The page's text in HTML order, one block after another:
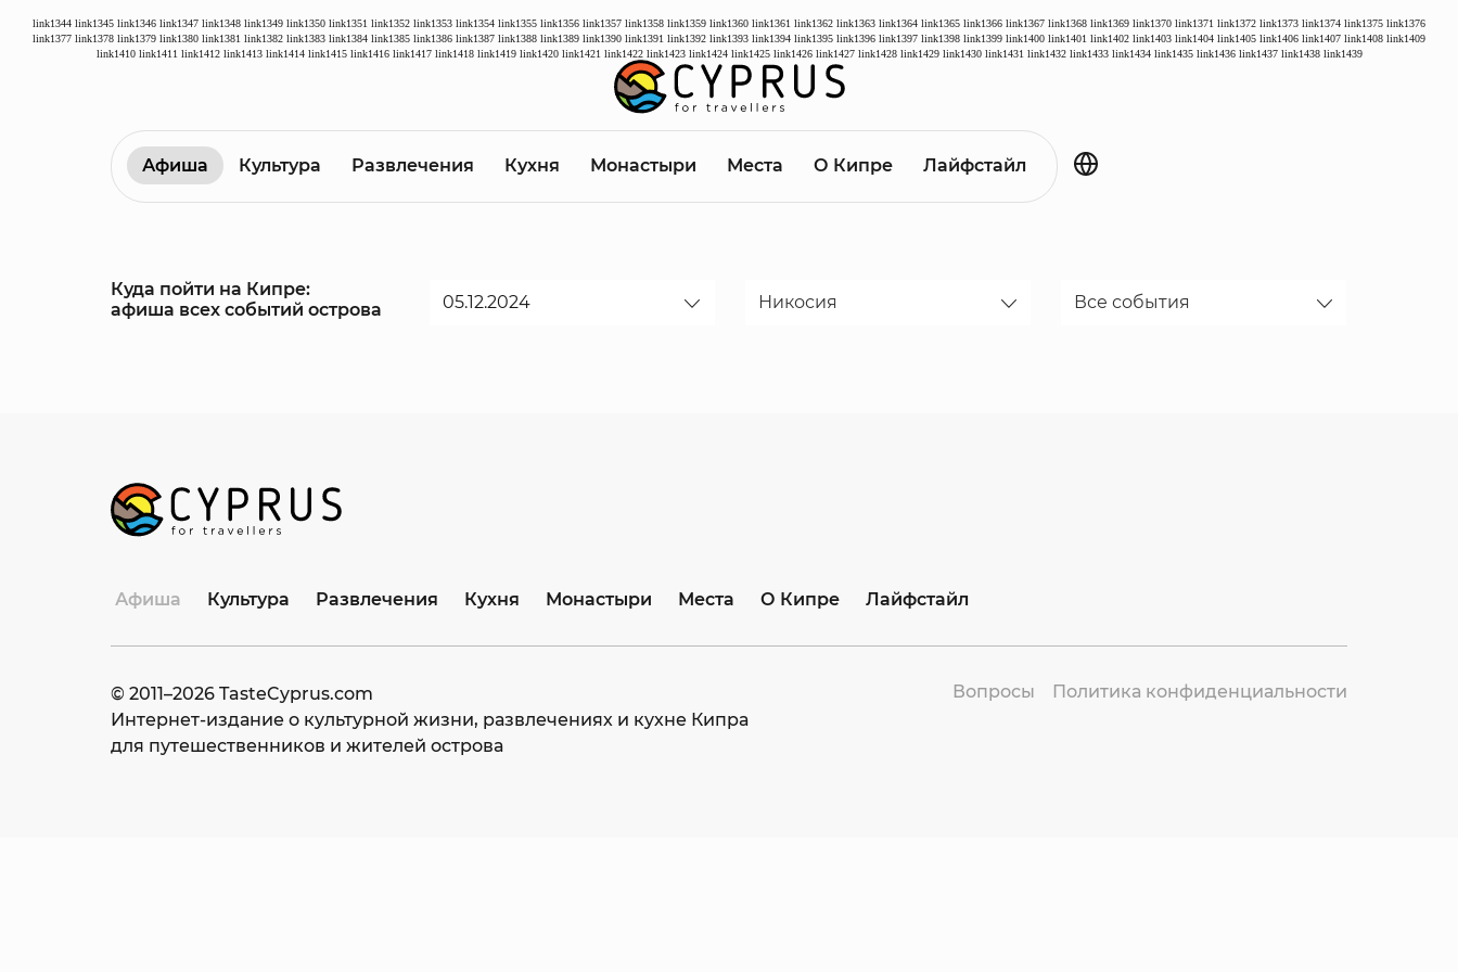
link1344 link1345 link1346 link1347 link1348 link1349 link1350 link1351 link1352 link1353 link1354 link1355 link1356 link1357 link1358 link1359 link1360 link1361 link1362 link1363 link1364 link1365 link1366 link1367 link1368 link1369 link1370 link1371 link1372 link1373 link1374 link1375 link1376
link1377 link1378 link1379 link1380 link1381 link1382 link1383 link1384 link1385 link1386 link1387 link1388 link1389 link1390 link1391 link1392 link1393 link1394 link1395 link1396 link1397 link1398 link1399 link1400 link1401 link1402 link1403 link1404 link1405 link1406 link1407 link1408 link1409
link1410 link1411 link1412 link1413 link1414 link1415 link1416 link1417 link1418 link1419 link1420 link1421 link1422 link1423 link1424 link1425 link1426 link1427 link1428 link1429 link1430 link1431 link1432 link1433 link1434 link1435 link1436 link1437 link1438 link1439
Афиша Культура Развлечения Кухня Монастыри Места О Кипре Лайфстайл
Куда пойти на Кипре:
афиша всех событий острова
Дата
Никосия Все события
Афиша Культура Развлечения Кухня Монастыри Места О Кипре Лайфстайл
© 2011–2026 TasteCyprus.com
Интернет-издание о культурной жизни, развлечениях и кухне Кипра
для путешественников и жителей острова
Вопросы Политика конфиденциальности